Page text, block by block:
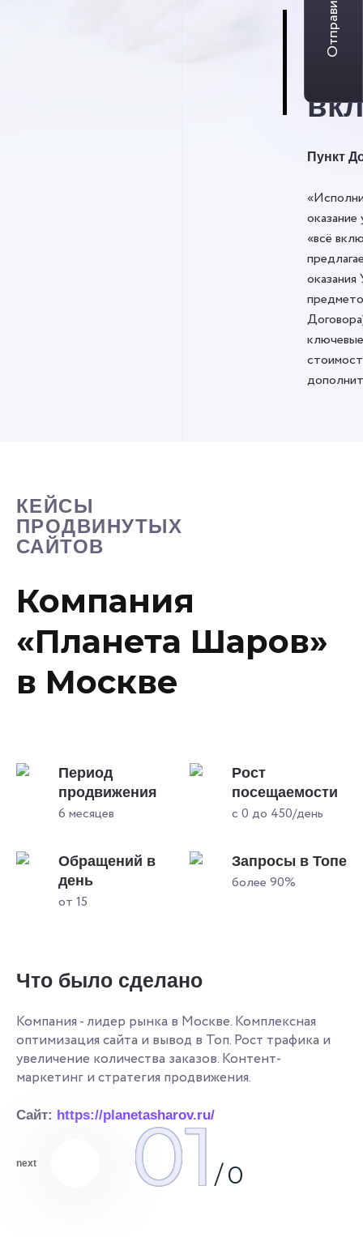
Пункт
оказание
«всё
оказания
КЕЙСЫ
ПРОДВИНУТЫХ
САЙТОВ
Компания
«Планета Шаров»
в Москве
Период
продвижения
6 месяцев
Рост
посещаемости
с 0 до 450/день
Обращений в
день
от 15
Запросы в Топе
более 90%
Что было сделано
Компания - лидер рынка в Москве. Комплексная
оптимизация сайта и вывод в Топ. Рост трафика и
увеличение количества заказов. Контент-
маркетинг и стратегия продвижения.
Сайт: https://planetasharov.ru/
next 01/0